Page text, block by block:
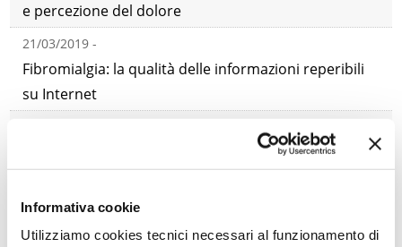
Informativa cookie
Utilizziamo cookies tecnici necessari al funzionamento di
e percezione del dolore
21/03/2019 -
Fibromialgia: la qualità delle informazioni reperibili
su Internet
Fibromialgia: effetti della TENS sul dolore
Sindrome da fatica cronica e microbiota intestinale:
benefici dei probiotici